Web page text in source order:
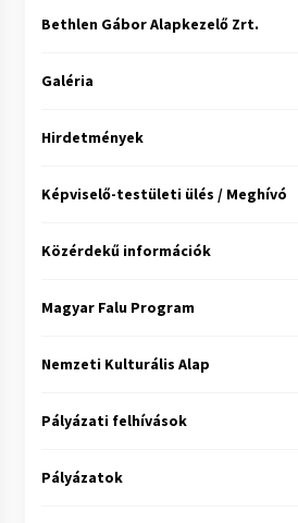
Bethlen Gábor Alapkezelő Zrt.
Galéria
Hirdetmények
Képviselő-testületi ülés / Meghívó
Közérdekű információk
Magyar Falu Program
Nemzeti Kulturális Alap
Pályázati felhívások
Pályázatok